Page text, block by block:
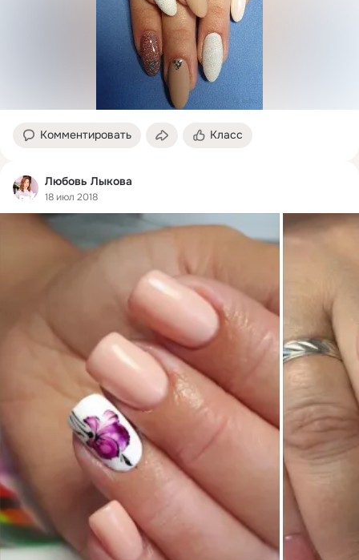
Комментировать Класс
Любовь Лыкова
18 июл 2018